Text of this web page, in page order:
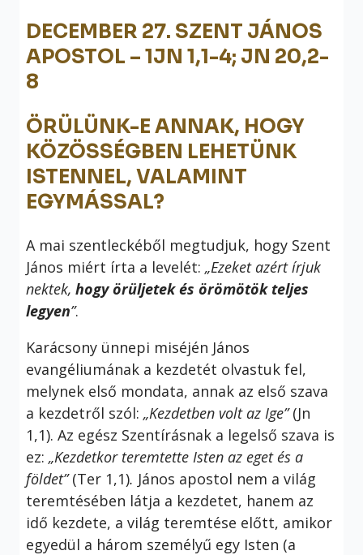
DECEMBER 27. SZENT JÁNOS
APOSTOL – 1JN 1,1-4; JN 20,2-
8
ÖRÜLÜNK-E ANNAK, HOGY
KÖZÖSSÉGBEN LEHETÜNK
ISTENNEL, VALAMINT
EGYMÁSSAL?
A mai szentleckéből megtudjuk, hogy Szent
János miért írta a levelét:„Ezeket azért írjuk
nektek,hogy örüljetek és örömötök teljes
legyen”.
Karácsony ünnepi miséjén János
evangéliumának a kezdetét olvastuk fel,
melynek első mondata, annak az első szava
a kezdetről szól:„Kezdetben volt az Ige”(Jn
1,1). Az egész Szentírásnak a legelső szava is
ez:„Kezdetkorteremtette Isten az eget és a
földet”(Ter 1,1). János apostol nem a világ
teremtésében látja a kezdetet, hanem az
idő kezdete, a világ teremtése előtt, amikor
egyedül a három személyű egy Isten (a